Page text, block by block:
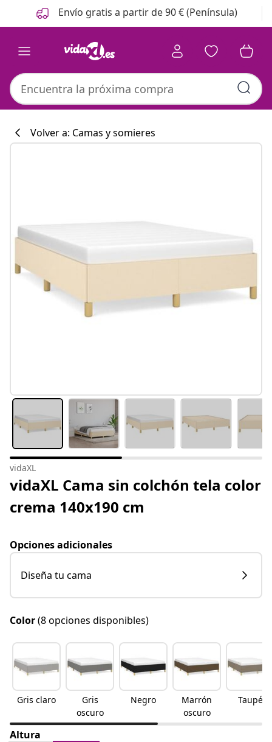
Anterior
Siguiente Envío gratis a partir de 90 € (Península)
Volver a: Camas y somieres
vidaXL
vidaXL Cama sin colchón tela color
crema 140x190 cm
Opciones adicionales
Diseña tu cama
Color(8 opciones disponibles)
Gris claro
Gris
oscuro
Negro
Marrón
oscuro
Taupé
Altura